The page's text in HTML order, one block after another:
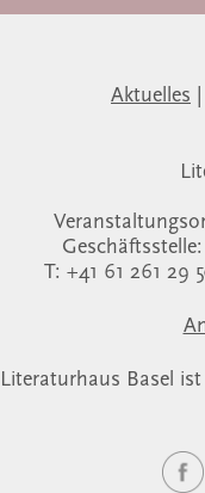
Aktuelles
T: +41 61 261 29
Basel